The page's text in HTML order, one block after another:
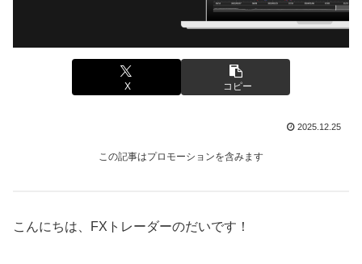
X コピー
2025.12.25
この記事はプロモーションを含みます
こんにちは、FXトレーダーのだいです！